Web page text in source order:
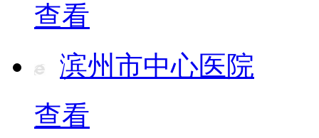
查看
滨州市中心医院
查看